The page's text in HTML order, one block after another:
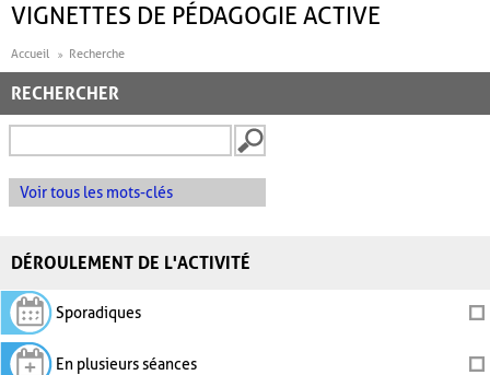
VIGNETTES DE PÉDAGOGIE ACTIVE
Accueil Recherche
RECHERCHER
Voir tous les mots-clés
DÉROULEMENT DE L'ACTIVITÉ
Sporadiques
En plusieurs séances